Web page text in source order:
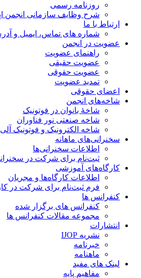
روزنامه رسمی
شرح وظایف سازمانی انجمن
ارتباط با ما
شماره های تماس، ایمیل و
عضویت در انجمن
راهنمای عضویت
عضویت حقیقی
عضویت حقوقی
تمدید عضویت
اعضای حقوقی
شاخه‌های انجمن
شاخۀ بانوان در فوتونیک
شاخه صنعتی نور فناوران
شاخه‌ الکترونیک و فوتونیک آلی
سخنرانی‌های ماهانه
اطلاعات سخنرانی‌‌ها
ثبت‌نام برای شرکت در سخنرانی
کارگاه‌های آموزشی
اطلاعات کارگاه‌ها و مجریان
فرم ثبت‌نام برای شرکت در
کنفرانس ها
کنفرانس های برگزار شده
مجموعه مقالات کنفرانس ها
انتشارات
نشریه IJOP
خبرنامه
ماهنامه
لینک های مفید
مفاهیم پایه